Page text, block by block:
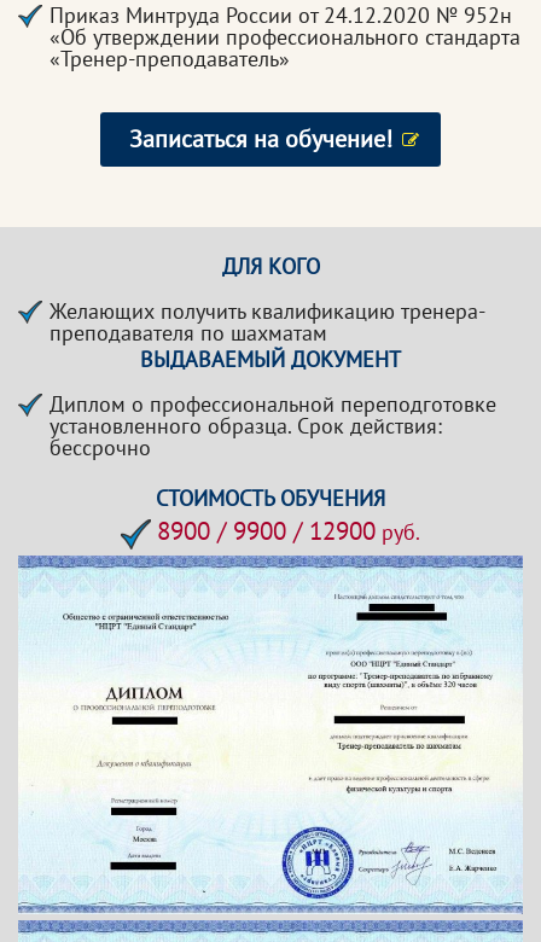
Приказ Минтруда России от 24.12.2020 № 952н
«Об утверждении профессионального стандарта
«Тренер-преподаватель»
Записаться на обучение!
ДЛЯ КОГО
Желающих получить квалификацию тренера-
преподавателя по шахматам
ВЫДАВАЕМЫЙ ДОКУМЕНТ
Диплом о профессиональной переподготовке
установленного образца. Срок действия:
бессрочно
СТОИМОСТЬ ОБУЧЕНИЯ
8900 / 9900 / 12900 руб.